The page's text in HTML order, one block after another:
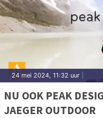
24 mei 2024, 11:32 uur
NU OOK PEAK
JAEGER OUTDOOR